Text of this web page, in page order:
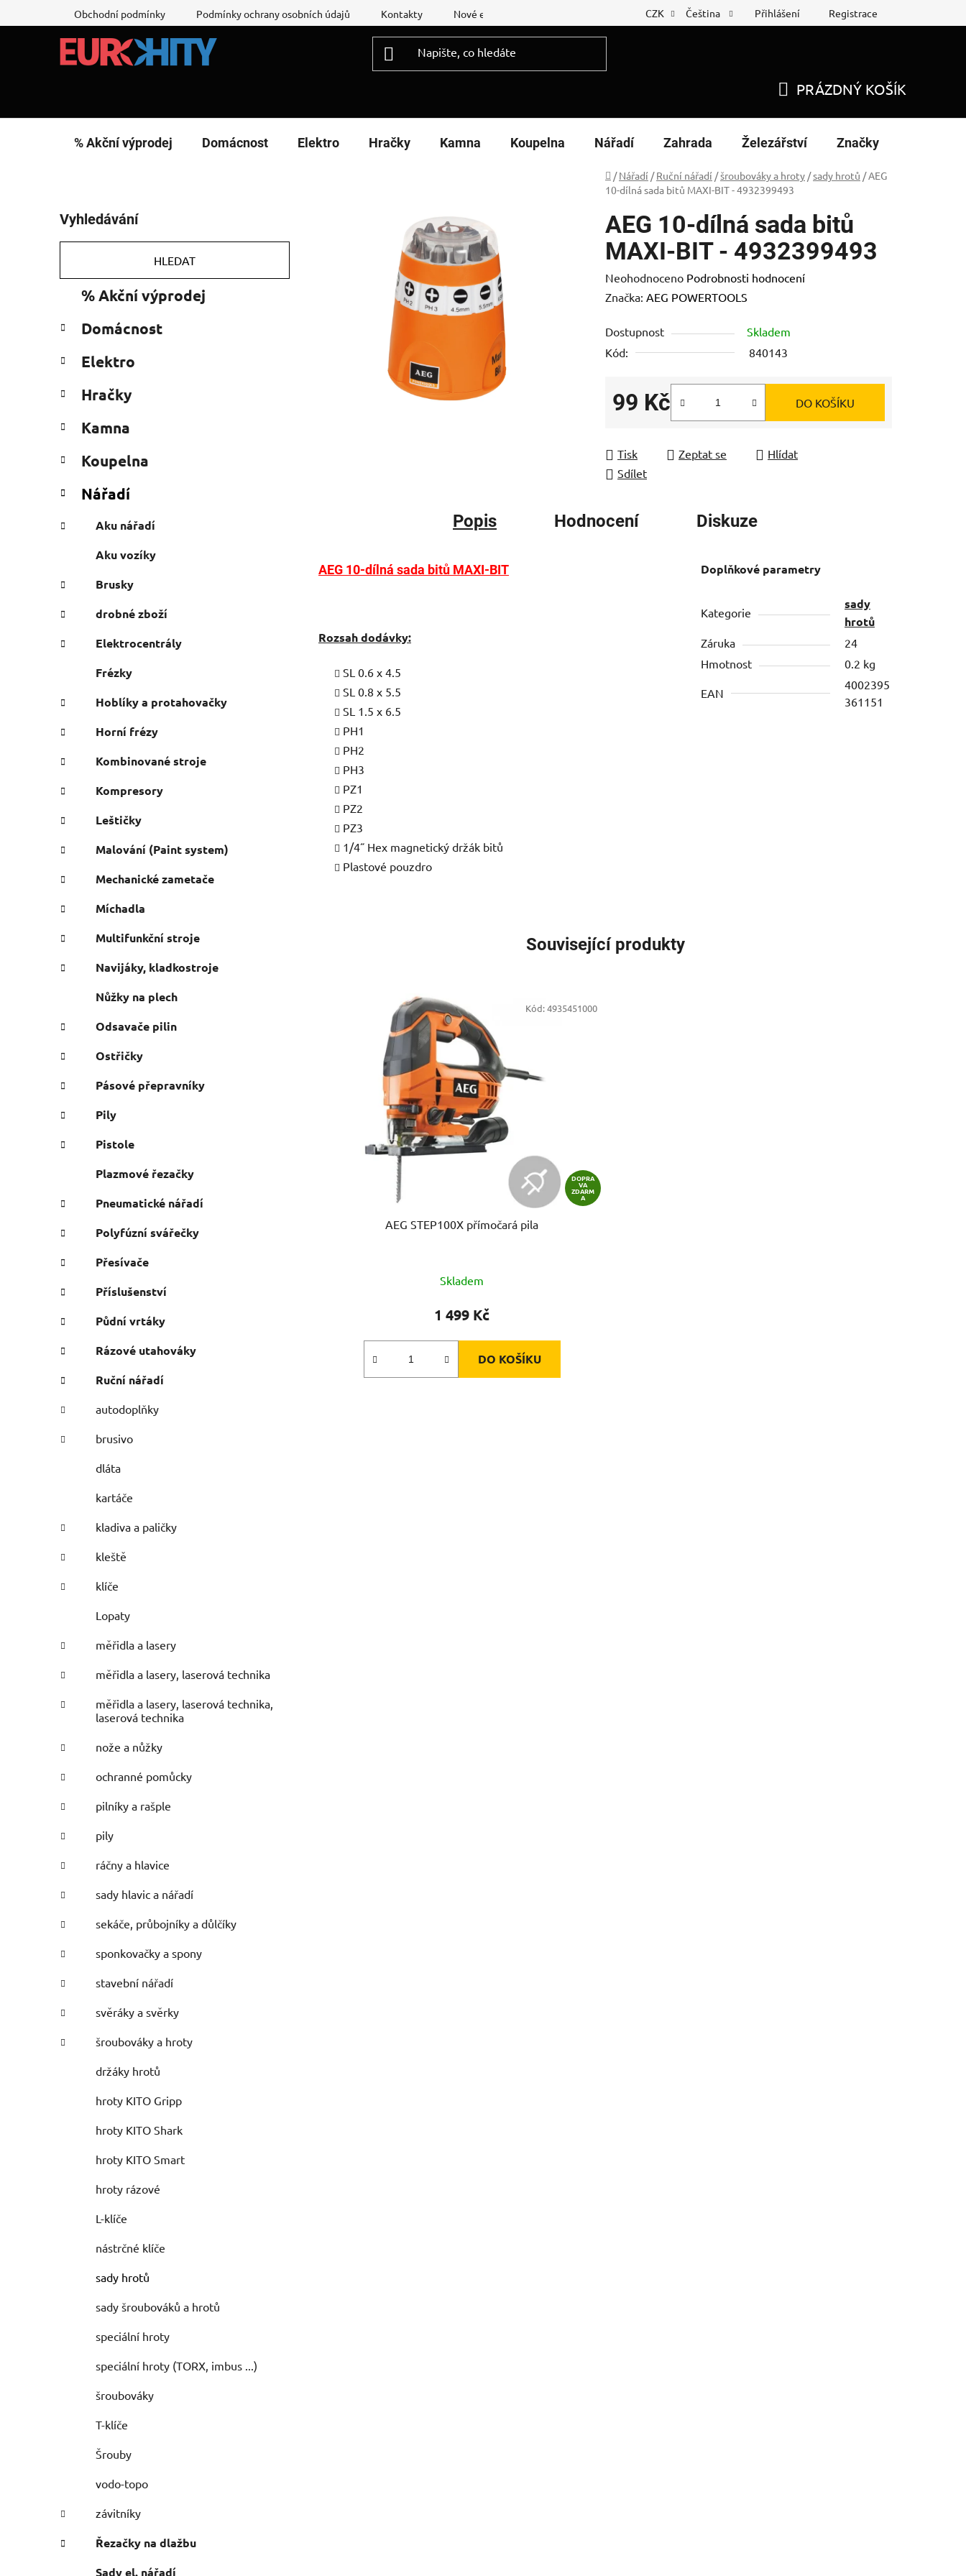
na
Obchodní podmínky Podmínky ochrany osobních údajů Kontakty Nové energetické štítky Reklamační list Nákup na splátky
CZK Čeština Přihlášení Registrace
KOŠÍK
PRÁZDNÝ KOŠÍK
% Akční výprodej Domácnost Elektro Hračky Kamna Koupelna Nářadí Zahrada Železářství Značky
Domů
/ Nářadí / Ruční nářadí /šroubováky a hroty /sady hrotů / AEG
10-dílná sada bitů MAXI-BIT - 4932399493
o
s
r
n
í
a
e
Vyhledávání
HLEDAT
kategorie
e
o
i
% Akční výprodej
Domácnost
Elektro
Hračky
Kamna
Koupelna
Nářadí
Aku nářadí
Aku vozíky
Brusky
drobné zboží
Elektrocentrály
Frézky
Hoblíky a protahovačky
Horní frézy
Kombinované stroje
Kompresory
Leštičky
Malování (Paint system)
Mechanické zametače
Míchadla
Multifunkční stroje
Navijáky, kladkostroje
Nůžky na plech
Odsavače pilin
Ostřičky
Pásové přepravníky
Pily
Pistole
Plazmové řezačky
Pneumatické nářadí
Polyfúzní svářečky
Přesívače
Příslušenství
Půdní vrtáky
Rázové utahováky
Ruční nářadí
autodoplňky
brusivo
dláta
kartáče
kladiva a paličky
kleště
klíče
Lopaty
měřidla a lasery
měřidla a lasery, laserová technika
měřidla a lasery, laserová technika,
laserová technika
nože a nůžky
ochranné pomůcky
pilníky a rašple
pily
ráčny a hlavice
sady hlavic a nářadí
sekáče, průbojníky a důlčíky
sponkovačky a spony
stavební nářadí
svěráky a svěrky
šroubováky a hroty
držáky hrotů
hroty KITO Gripp
hroty KITO Shark
hroty KITO Smart
hroty rázové
L-klíče
nástrčné klíče
sady hrotů
sady šroubováků a hrotů
speciální hroty
speciální hroty (TORX, imbus ...)
šroubováky
T-klíče
Šrouby
vodo-topo
závitníky
Řezačky na dlažbu
Sady el. nářadí
AEG 10-dílná sada bitů
MAXI-BIT - 4932399493
Průměrné
hodnocení
je
0,0
hvězdiček.
Neohodnoceno Podrobnosti hodnocení
Značka: AEG POWERTOOLS
Dostupnost
Skladem
Kód:
840143
99 Kč
Měrná cena:
DO KOŠÍKU
Tisk Zeptat se
Hlídat
Sdílet
Popis Hodnocení Diskuze
AEG 10-dílná sada bitů MAXI-BIT
Rozsah dodávky:
SL 0.6 x 4.5
SL 0.8 x 5.5
SL 1.5 x 6.5
PH1
PH2
PH3
PZ1
PZ2
PZ3
1/4˝ Hex magnetický držák bitů
Plastové pouzdro
Doplňkové parametry
Kategorie
sady
hrotů
Záruka
24
Hmotnost
0.2 kg
EAN
4002395
361151
Související produkty
DOPRA
VA
ZDARM
A
AEG STEP100X přímočará pila
Skladem
1 499 Kč
DO KOŠÍKU
Kód:4935451000